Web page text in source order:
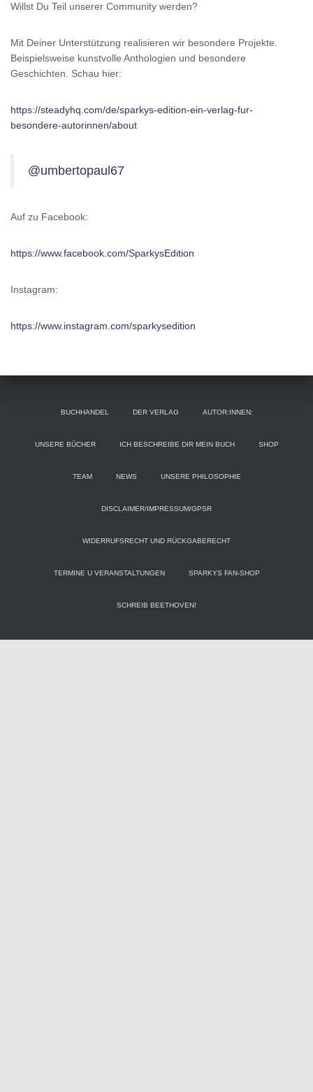
Willst Du Teil unserer Community werden?
Mit Deiner Unterstützung realisieren wir besondere Projekte.
Beispielsweise kunstvolle Anthologien und besondere
Geschichten. Schau hier:
https://steadyhq.com/de/sparkys-edition-ein-verlag-fur-
besondere-autorinnen/about
@umbertopaul67
Auf zu Facebook:
https://www.facebook.com/SparkysEdition
Instagram:
https://www.instagram.com/sparkysedition
BUCHHANDEL DER VERLAG AUTOR:INNEN:
UNSERE BÜCHER ICH BESCHREIBE DIR MEIN BUCH SHOP
TEAM NEWS UNSERE PHILOSOPHIE
DISCLAIMER/IMPRESSUM/GPSR
WIDERRUFSRECHT UND RÜCKGABERECHT
TERMINE U VERANSTALTUNGEN SPARKYS FAN-SHOP
SCHREIB BEETHOVEN!